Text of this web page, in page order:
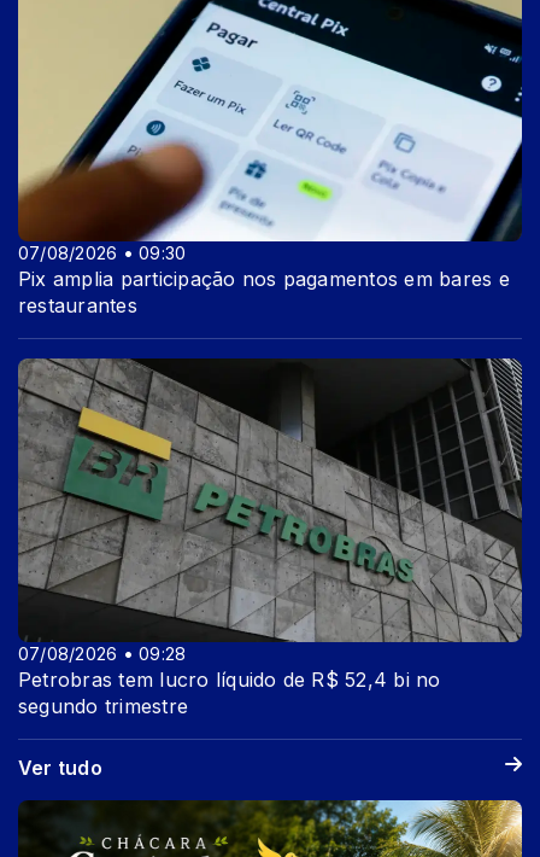
07/08/2026 • 09:30
Pix amplia participação nos pagamentos em bares e
restaurantes
07/08/2026 • 09:28
Petrobras tem lucro líquido de R$ 52,4 bi no
segundo trimestre
Ver tudo